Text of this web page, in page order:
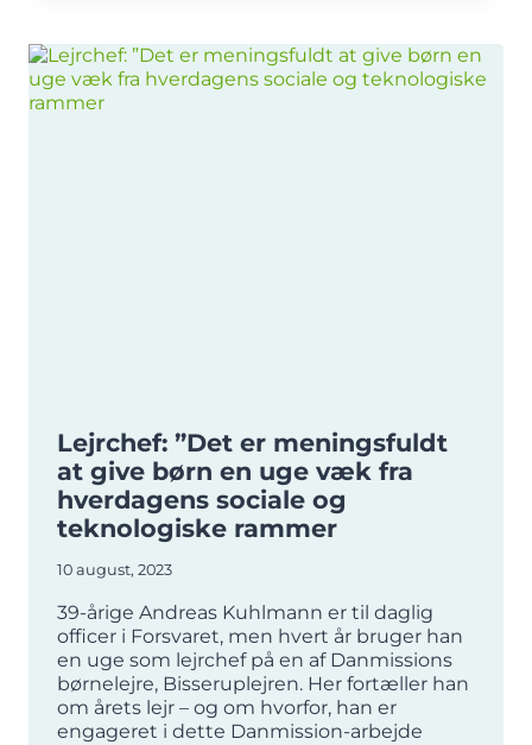
Lejrchef: ”Det er meningsfuldt
at give børn en uge væk fra
hverdagens sociale og
teknologiske rammer
10 august, 2023
39-årige Andreas Kuhlmann er til daglig
officer i Forsvaret, men hvert år bruger han
en uge som lejrchef på en af Danmissions
børnelejre, Bisseruplejren. Her fortæller han
om årets lejr – og om hvorfor, han er
engageret i dette Danmission-arbejde